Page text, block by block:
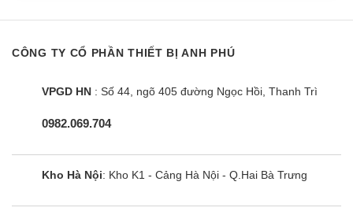
công suất điện tiêu thụ 405kWh/năm
CÔNG TY CỔ PHẦN THIẾT BỊ ANH PHÚ
VPGD HN : Số 44, ngõ 405 đường Ngọc Hồi, Thanh Trì
0982.069.704
Kho Hà Nội: Kho K1 - Cảng Hà Nội - Q.Hai Bà Trưng